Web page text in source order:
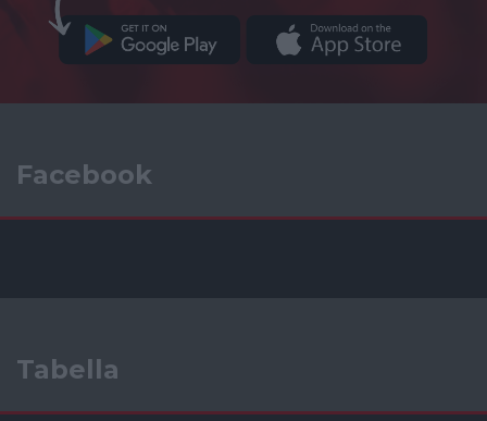
Facebook
Tabella